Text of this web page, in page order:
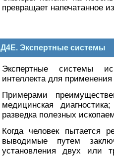
превращает напечатанное
Д4Е. Экспертные системы
Экспертные системы
интеллекта для
Примерами
медицинская
разведка полезных
Когда человек пытается
выводимые путем
установления двух или